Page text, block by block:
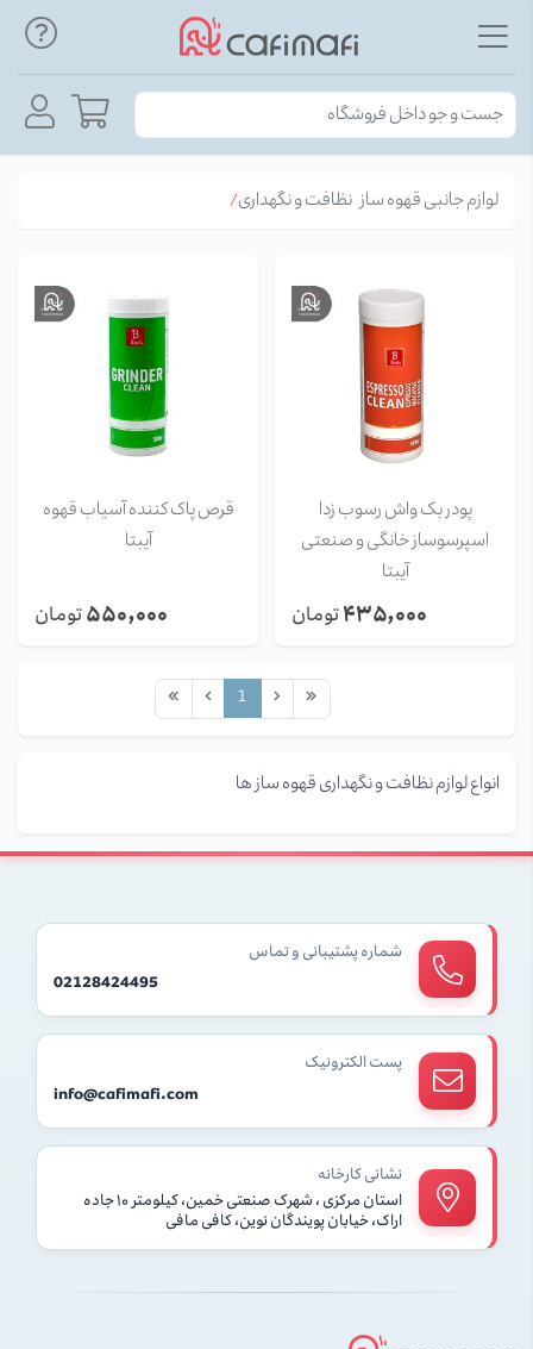
لوازم جانبی قهوه ساز نظافت و نگهداری
پودر بک واش رسوب زدا
اسپرسوساز خانگی و صنعتی
آیبتا
۴۳۵٬۰۰۰تومان
قرص پاک کننده آسیاب قهوه
آیبتا
۵۵۰٬۰۰۰تومان
1
انواع لوازم نظافت و نگهداری قهوه ساز ها
شماره پشتیبانی و تماس
02128424495
پست الکترونیک
info@cafimafi.com
نشانی کارخانه
استان مرکزی ، شهرک صنعتی خمین، کیلومتر ۱۰ جاده
اراک، خیابان پویندگان نوین، کافی مافی